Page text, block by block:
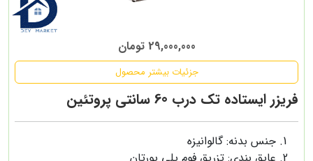
29,000,000 تومان
جزئیات بیشتر محصول
فریزر ایستاده تک درب 60 سانتی پروتئین
جنس بدنه: گالوانیزه